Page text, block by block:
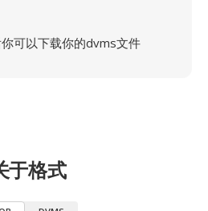
可以下载你的dvms文件
于格式